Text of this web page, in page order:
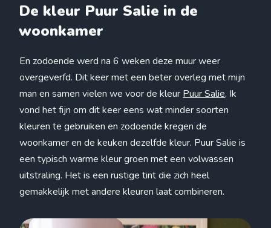
De kleur Puur Salie in de
woonkamer
En zodoende werd na 6 weken deze muur weer
overgeverfd. Dit keer met een beter overleg met mijn
man en samen vielen we voor de kleur Puur Salie. Ik
vond het fijn om dit keer eens wat minder soorten
kleuren te gebruiken en zodoende kregen de
woonkamer en de keuken dezelfde kleur. Puur Salie is
een typisch warme kleur groen met een volwassen
uitstraling. Het is een rustige tint die zich heel
gemakkelijk met andere kleuren laat combineren.